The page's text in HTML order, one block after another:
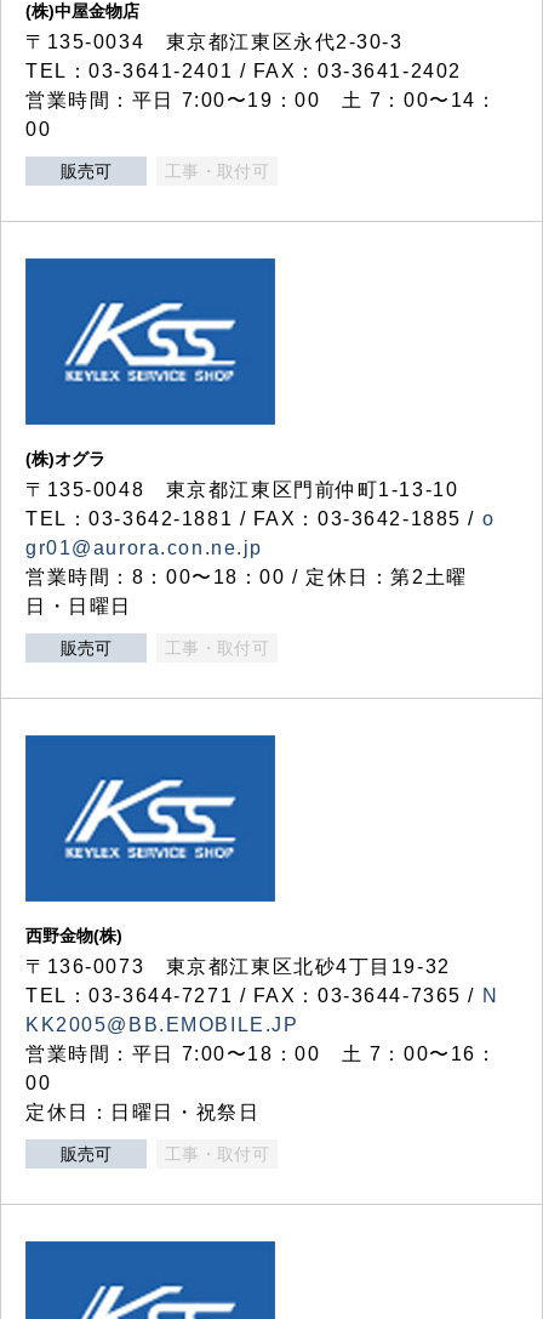
(株)中屋金物店
〒135-0034 東京都江東区永代2-30-3
TEL：03-3641-2401 / FAX：03-3641-2402
営業時間：平日 7:00〜19：00 土 7：00〜14：
00
販売可 工事・取付可
(株)オグラ
〒135-0048 東京都江東区門前仲町1-13-10
TEL：03-3642-1881 / FAX：03-3642-1885 / o
gr01@aurora.con.ne.jp
営業時間：8：00〜18：00 / 定休日：第2土曜
日・日曜日
販売可 工事・取付可
西野金物(株)
〒136-0073 東京都江東区北砂4丁目19-32
TEL：03‐3644‐7271 / FAX：03-3644-7365 / N
KK2005@BB.EMOBILE.JP
営業時間：平日 7:00〜18：00 土 7：00〜16：
00
定休日：日曜日・祝祭日
販売可 工事・取付可